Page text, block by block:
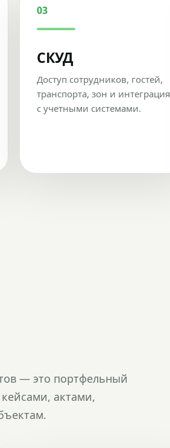
03
СКУД
Доступ сотрудников, гостей,
транспорта, зон и интеграция
с учетными системами.
— это портфельный
актами,